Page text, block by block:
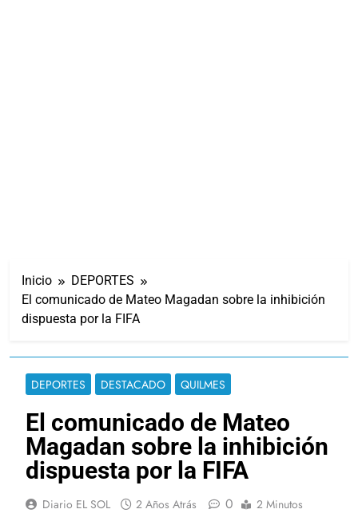
Inicio
DEPORTES
El comunicado de Mateo Magadan sobre la inhibición
dispuesta por la FIFA
DEPORTES DESTACADO QUILMES
El comunicado de Mateo
Magadan sobre la inhibición
dispuesta por la FIFA
Diario EL SOL 2 Años Atrás 0 2 Minutos